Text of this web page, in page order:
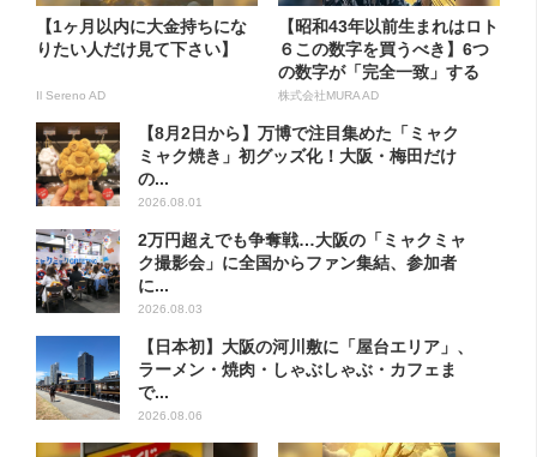
【1ヶ月以内に大金持ちにな
りたい人だけ見て下さい】
Il Sereno AD
【昭和43年以前生まれはロト
６この数字を買うべき】6つ
の数字が「完全一致」する
方...
株式会社MURA AD
【8月2日から】万博で注目集めた「ミャク
ミャク焼き」初グッズ化！大阪・梅田だけ
の...
2026.08.01
2万円超えでも争奪戦…大阪の「ミャクミャ
ク撮影会」に全国からファン集結、参加者
に...
2026.08.03
【日本初】大阪の河川敷に「屋台エリア」、
ラーメン・焼肉・しゃぶしゃぶ・カフェま
で...
2026.08.06